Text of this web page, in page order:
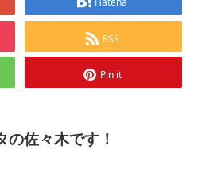
RSS
Pin it
佐々木です！